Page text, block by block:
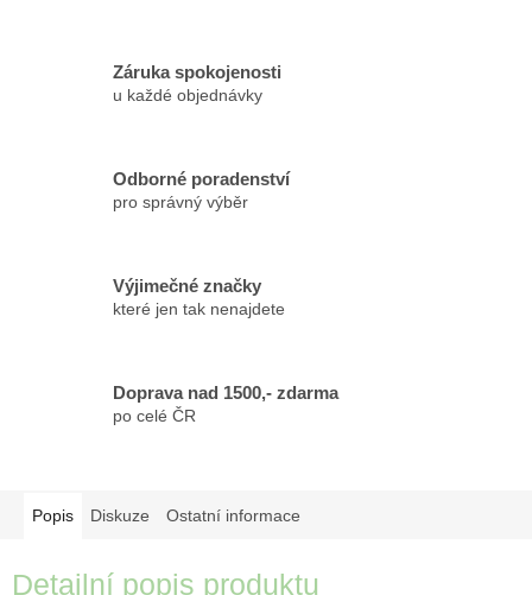
Záruka spokojenosti
u každé objednávky
Odborné poradenství
pro správný výběr
Výjimečné značky
které jen tak nenajdete
Doprava nad 1500,- zdarma
po celé ČR
Popis Diskuze Ostatní informace
Detailní popis produktu